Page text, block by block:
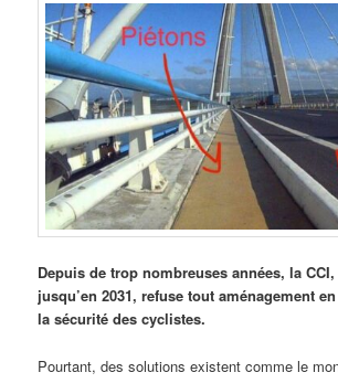
Depuis de trop nombreuses années, la
jusqu’en 2031, refuse tout aménagement
la sécurité des cyclistes.
Pourtant, des solutions existent comme le